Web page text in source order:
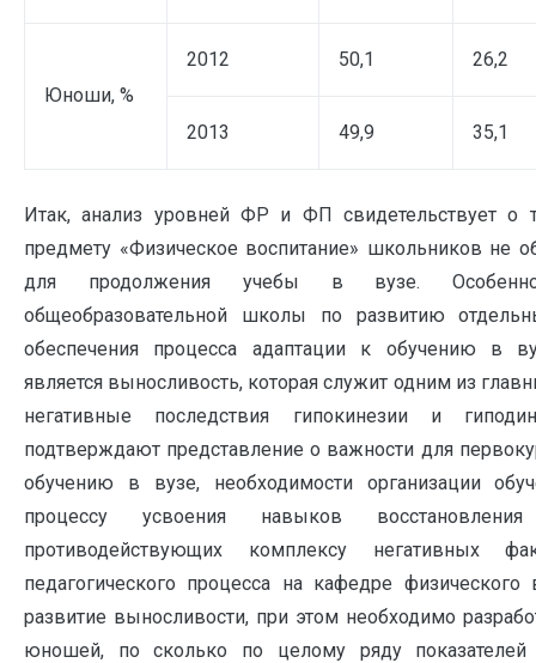
Юноши, %
2012 50,1 26,2
2013 49,9 35,1
Итак, анализ уровней ФР и ФП свидетельствует о
предмету «Физическое воспитание» школьников не
для продолжения учебы в вузе. Особенно
общеобразовательной школы по развитию
обеспечения процесса адаптации к обучению в
является выносливость, которая служит одним из
негативные последствия гипокинезии и
подтверждают представление о важности для
обучению в вузе, необходимости организации
процессу усвоения навыков
противодействующих комплексу негативных
педагогического процесса на кафедре физического
развитие выносливости, при этом необходимо
юношей, по сколько по целому ряду